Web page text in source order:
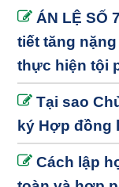
ÁN LỆ SỐ
tiết tăng
thực hiện tội
Tại sao
ký Hợp đồng
Cách lập